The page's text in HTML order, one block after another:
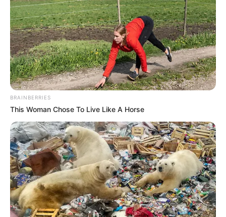
BRAINBERRIES
This Woman Chose To Live Like A Horse